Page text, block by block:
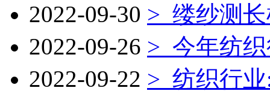
2022-09-30 > 缕纱测
2022-09-26 > 今年纺
2022-09-22 > 纺织行